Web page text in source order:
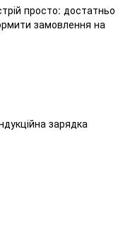
просто: достатньо
замовлення на
зарядка